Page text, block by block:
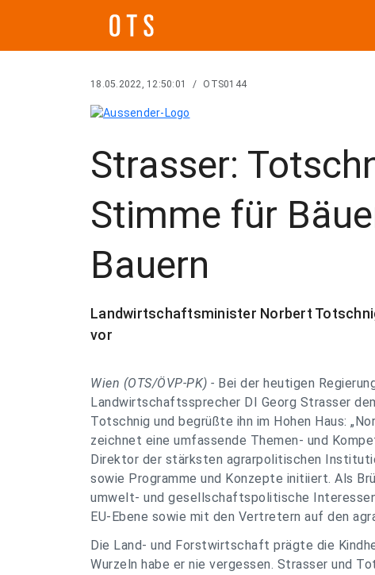
18.05.2022, 12:50:01 / OTS0144
Strasser:
Stimme für
Bauern
Landwirtschaftsminister Norbert
vor
Wien (OTS/ÖVP-PK) - Bei der heutigen
Landwirtschaftssprecher DI Georg Strasser
Totschnig und begrüßte ihn im Hohen Haus:
zeichnet eine umfassende Themen- und
Direktor der stärksten agrarpolitischen
sowie Programme und Konzepte initiiert. Als
umwelt- und gesellschaftspolitische
EU-Ebene sowie mit den Vertretern auf den
Die Land- und Forstwirtschaft prägte die
Wurzeln habe er nie vergessen. Strasser und